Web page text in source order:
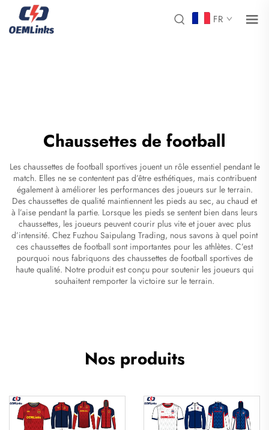
FR
Chaussettes de football
Les chaussettes de football sportives jouent un rôle essentiel pendant le
match. Elles ne se contentent pas d’être esthétiques, mais contribuent
également à améliorer les performances des joueurs sur le terrain.
Des chaussettes de qualité maintiennent les pieds au sec, au chaud et
à l’aise pendant la partie. Lorsque les pieds se sentent bien dans leurs
chaussettes, les joueurs peuvent courir plus vite et jouer avec plus
d’intensité. Chez Fuzhou Saipulang Trading, nous savons à quel point
ces chaussettes de football sont importantes pour les athlètes. C’est
pourquoi nous fabriquons des chaussettes de football sportives de
haute qualité. Notre produit est conçu pour soutenir les joueurs qui
souhaitent remporter la victoire sur le terrain.
Nos produits